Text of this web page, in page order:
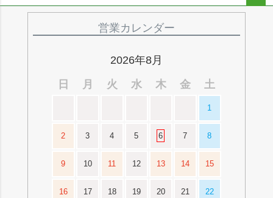
営業カレンダー
2026年8月
日
月 火 水 木 金 土
1
2 3 4 5 6 7 8
9 10 11 12 13 14 15
16 17 18 19 20 21 22